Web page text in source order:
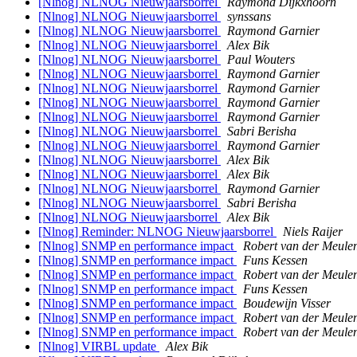
[Nlnog] NLNOG Nieuwjaarsborrel
synssans
[Nlnog] NLNOG Nieuwjaarsborrel
Raymond Garnier
[Nlnog] NLNOG Nieuwjaarsborrel
Alex Bik
[Nlnog] NLNOG Nieuwjaarsborrel
Paul Wouters
[Nlnog] NLNOG Nieuwjaarsborrel
Raymond Garnier
[Nlnog] NLNOG Nieuwjaarsborrel
Raymond Garnier
[Nlnog] NLNOG Nieuwjaarsborrel
Raymond Garnier
[Nlnog] NLNOG Nieuwjaarsborrel
Raymond Garnier
[Nlnog] NLNOG Nieuwjaarsborrel
Sabri Berisha
[Nlnog] NLNOG Nieuwjaarsborrel
Raymond Garnier
[Nlnog] NLNOG Nieuwjaarsborrel
Alex Bik
[Nlnog] NLNOG Nieuwjaarsborrel
Alex Bik
[Nlnog] NLNOG Nieuwjaarsborrel
Raymond Garnier
[Nlnog] NLNOG Nieuwjaarsborrel
Sabri Berisha
[Nlnog] NLNOG Nieuwjaarsborrel
Alex Bik
[Nlnog] Reminder: NLNOG Nieuwjaarsborrel
Niels Raijer
[Nlnog] SNMP en performance impact
Robert van der
[Nlnog] SNMP en performance impact
Funs Kessen
[Nlnog] SNMP en performance impact
Robert van der
[Nlnog] SNMP en performance impact
Funs Kessen
[Nlnog] SNMP en performance impact
Boudewijn Visser
[Nlnog] SNMP en performance impact
Robert van der
[Nlnog] SNMP en performance impact
Robert van der
[Nlnog] VIRBL update
Alex Bik